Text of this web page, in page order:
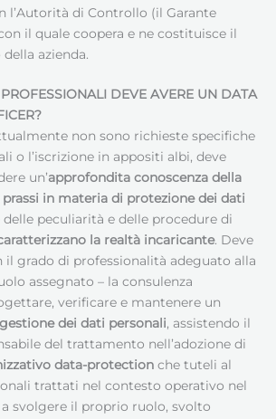
l’Autorità di Controllo (il Garante
il quale coopera e ne costituisce il
azienda.
DEVE AVERE UN DATA
?
non sono richieste specifiche
o l’iscrizione in appositi albi, deve
un’approfondita conoscenza della
in materia di protezione dei dati
delle peculiarità e delle procedure di
la realtà incaricante. Deve
il grado di professionalità adeguato alla
assegnato – la consulenza
verificare e mantenere un
dei dati personali, assistendo il
del trattamento nell’adozione di
data-protection che tuteli al
trattati nel contesto operativo nel
svolgere il proprio ruolo, svolto